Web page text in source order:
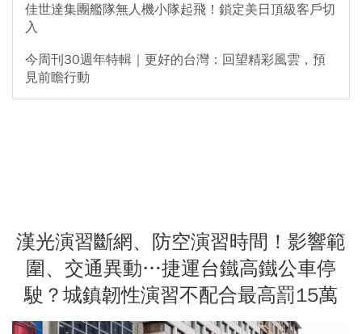
佳世達集團艦隊無人機小隊起飛！鎖定美日頂級客戶切
入
今周刊30週年特輯｜更好的台灣：回望精彩風雲，預
見前瞻行動
漢光演習斷網、防空演習時間！影響範
圍、交通異動…捷運台鐵高鐵公車停
駛？城鎮韌性演習不配合最高罰15萬